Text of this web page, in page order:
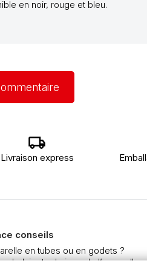
en noir, rouge et bleu.
Livraison express
conseils
en tubes ou en godets ?
technique de l’aquarelle